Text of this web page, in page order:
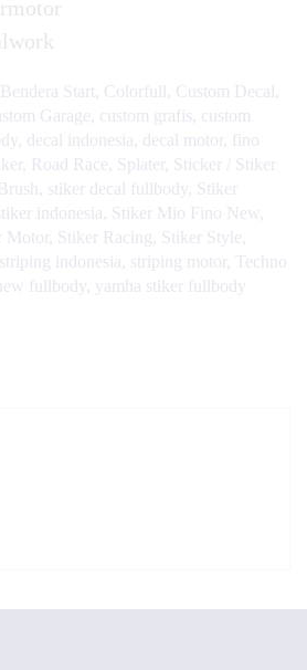
Bendera Start Colorfull Custom Decal
Garage custom grafis custom
decal indonesia decal motor
fino
Road Race Splater
Sticker / Stiker
stiker decal fullbody
Stiker
indonesia Stiker Mio Fino New
Motor Stiker Racing Stiker Style
striping indonesia striping motor
Techno
fullbody yamha stiker fullbody